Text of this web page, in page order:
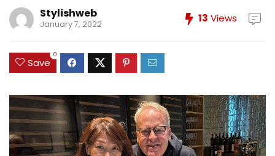
Stylishweb
January 7, 2022 13 Views
Save
0